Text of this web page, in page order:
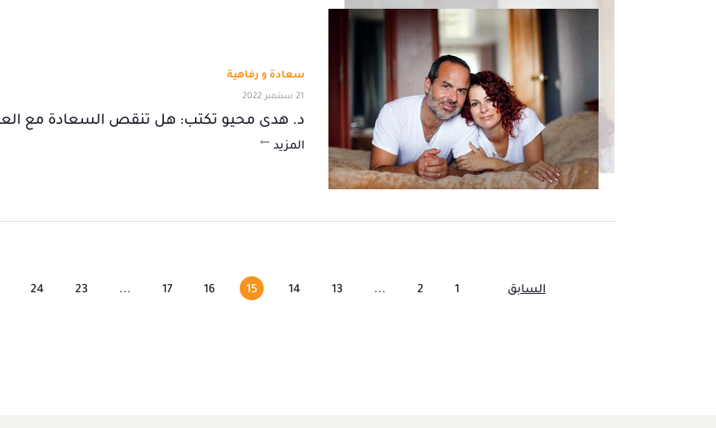
سعادة و رفاهية
21 سبتمبر 2022
د. هدى محيو تكتب: هل تنقص السعادة مع
المزيد
السابق 1
2
...
13
14
15
16
17
...
23
24